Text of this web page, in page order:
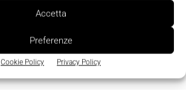
Accetta
Preferenze
Cookie Policy Privacy Policy